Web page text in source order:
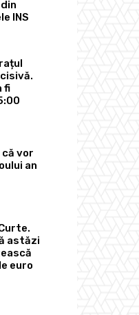
INS
fi
vor
an
astăzi
euro